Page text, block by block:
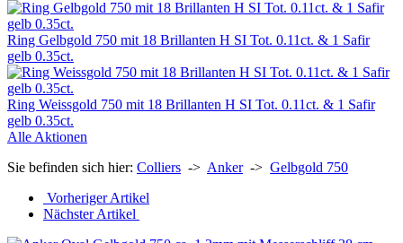
Ring Gelbgold 750 mit 18 Brillanten H SI Tot. 0.11ct. & 1 Safir
gelb 0.35ct.
Ring Weissgold 750 mit 18 Brillanten H SI Tot. 0.11ct. & 1 Safir
gelb 0.35ct.
Alle Aktionen
Sie befinden sich hier: Colliers -> Anker-> Gelbgold 750
Vorheriger Artikel
Nächster Artikel